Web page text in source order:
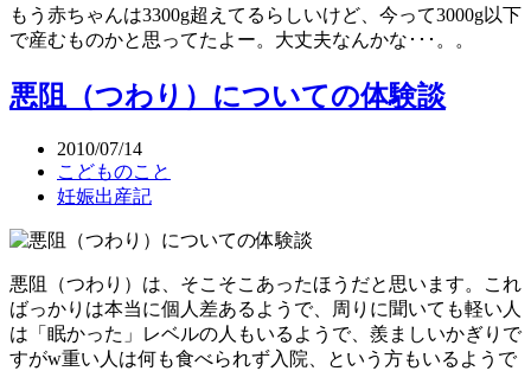
もう赤ちゃんは3300g超えてるらしいけど、今って3000g以下
で産むものかと思ってたよー。大丈夫なんかな･･･。。
悪阻（つわり）についての体験談
2010/07/14
こどものこと
妊娠出産記
悪阻（つわり）は、そこそこあったほうだと思います。これ
ばっかりは本当に個人差あるようで、周りに聞いても軽い人
は「眠かった」レベルの人もいるようで、羨ましいかぎりで
すがw重い人は何も食べられず入院、という方もいるようで